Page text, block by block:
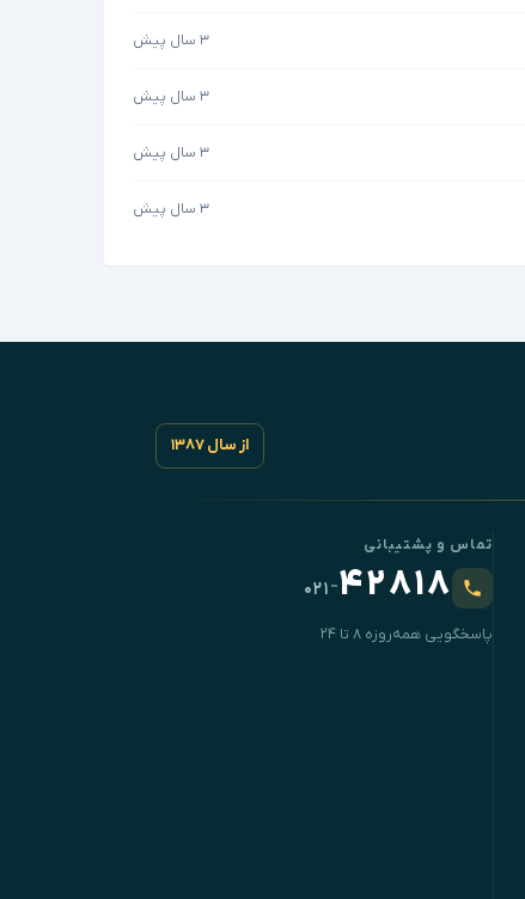
۳ سال پیش
۳ سال پیش
۳ سال پیش
۳ سال پیش
از سال ۱۳۸۷
تماس و پشتیبانی
۴۲۸۱۸-۰۲۱
پاسخگویی همه‌روزه ۸ تا ۲۴